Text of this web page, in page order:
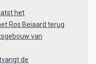
het
Ros Beiaard terug
van
de